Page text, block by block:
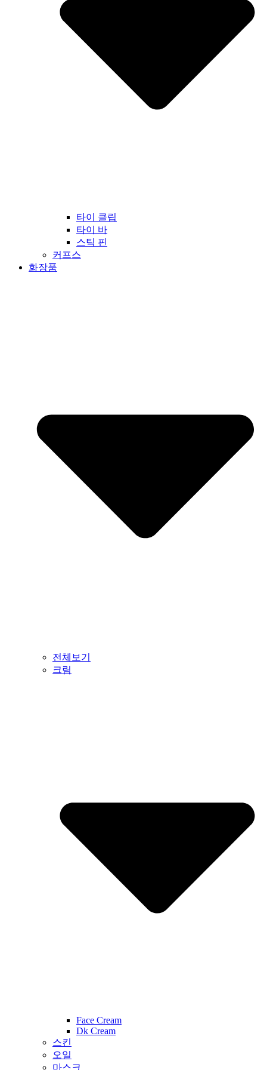
타이 클립
타이 바
스틱 핀
커프스
화장품
전체보기
크림
Face Cream
Dk Cream
스킨
오일
마스크